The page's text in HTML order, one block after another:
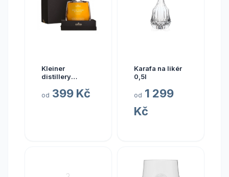
Kleiner
distillery
krabička
od 399 Kč
Karafa na likér
0,5l
od 1 299
Kč